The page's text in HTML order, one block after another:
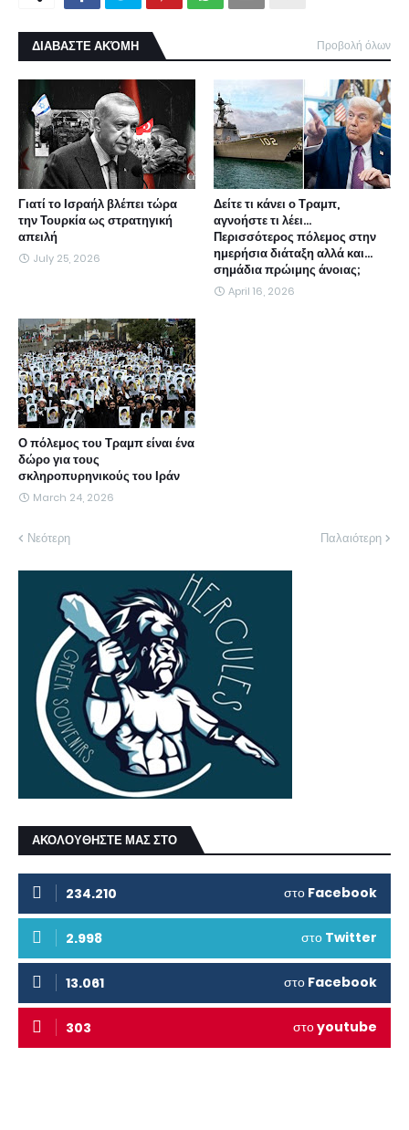
ΔΙΑΒΑΣΤΕ ΑΚΌΜΗ Προβολή όλων
Γιατί το Ισραήλ βλέπει τώρα
την Τουρκία ως στρατηγική
απειλή
July 25, 2026
Δείτε τι κάνει ο Τραμπ,
αγνοήστε τι λέει...
Περισσότερος πόλεμος στην
ημερήσια διάταξη αλλά και...
σημάδια πρώιμης άνοιας;
April 16, 2026
Ο πόλεμος του Τραμπ είναι ένα
δώρο για τους
σκληροπυρηνικούς του Ιράν
March 24, 2026
Νεότερη Παλαιότερη
ΑΚΟΛΟΥΘΗΣΤΕ ΜΑΣ ΣΤΟ
234.210 στο Facebook
2.998 στο Twitter
13.061 στο Facebook
303 στοyoutube